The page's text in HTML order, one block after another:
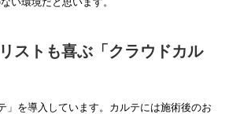
ストも喜ぶ「クラウドカル
」を導入しています。カルテには施術後のお